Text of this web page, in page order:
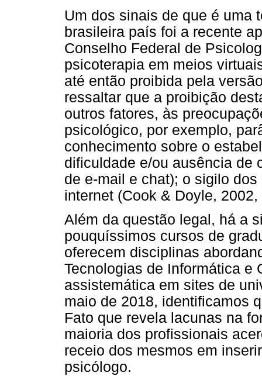
Um dos sinais de que é uma
brasileira país foi a recente
Conselho Federal de
psicoterapia em meios
até então proibida pela
ressaltar que a proibição
outros fatores, às
psicológico, por exemplo,
conhecimento sobre o
dificuldade e/ou ausência de
de e-mail e chat); o sigilo
internet (Cook & Doyle,
Além da questão legal, há a
pouquíssimos cursos de
oferecem disciplinas
Tecnologias de Informática e
assistemática em sites de
maio de 2018, identificamos
Fato que revela lacunas na
maioria dos profissionais
receio dos mesmos em
psicólogo.